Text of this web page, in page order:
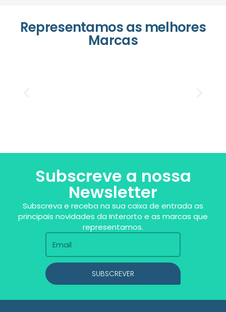
Representamos as melhores
Marcas
Subscreve a nossa
Newsletter
Subscreva e receba na sua caixa de entrada as
principais novidades da Interorto e as marcas que
representamos.
SUBSCREVER